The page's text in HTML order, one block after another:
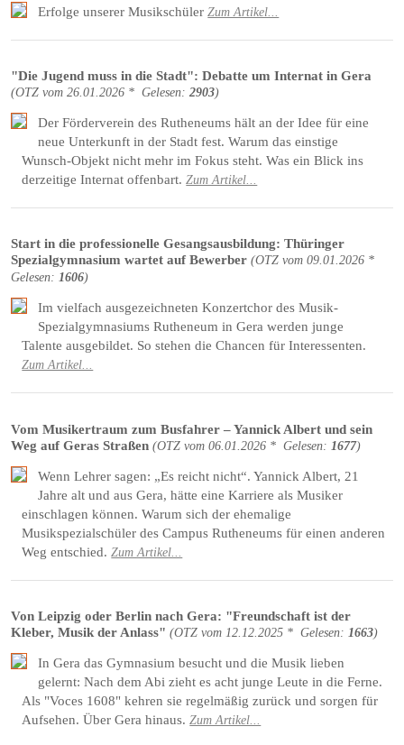
Erfolge unserer Musikschüler Zum Artikel...
"Die Jugend muss in die Stadt": Debatte um Internat in Gera
(OTZ vom26.01.2026 * Gelesen:2903)
Der Förderverein des Rutheneums hält an der Idee für eine
neue Unterkunft in der Stadt fest. Warum das einstige
Wunsch-Objekt nicht mehr im Fokus steht. Was ein Blick ins
derzeitige Internat offenbart. Zum Artikel...
Start in die professionelle Gesangsausbildung: Thüringer
Spezialgymnasium wartet auf Bewerber (OTZ vom09.01.2026 *
Gelesen:1606)
Im vielfach ausgezeichneten Konzertchor des Musik-
Spezialgymnasiums Rutheneum in Gera werden junge
Talente ausgebildet. So stehen die Chancen für Interessenten.
Zum Artikel...
Vom Musikertraum zum Busfahrer – Yannick Albert und sein
Weg auf Geras Straßen (OTZ vom06.01.2026 * Gelesen: 1677)
Wenn Lehrer sagen: „Es reicht nicht“. Yannick Albert, 21
Jahre alt und aus Gera, hätte eine Karriere als Musiker
einschlagen können. Warum sich der ehemalige
Musikspezialschüler des Campus Rutheneums für einen anderen
Weg entschied. Zum Artikel...
Von Leipzig oder Berlin nach Gera: "Freundschaft ist der
Kleber, Musik der Anlass" (OTZ vom12.12.2025 * Gelesen:1663)
In Gera das Gymnasium besucht und die Musik lieben
gelernt: Nach dem Abi zieht es acht junge Leute in die Ferne.
Als "Voces 1608" kehren sie regelmäßig zurück und sorgen für
Aufsehen. Über Gera hinaus. Zum Artikel...